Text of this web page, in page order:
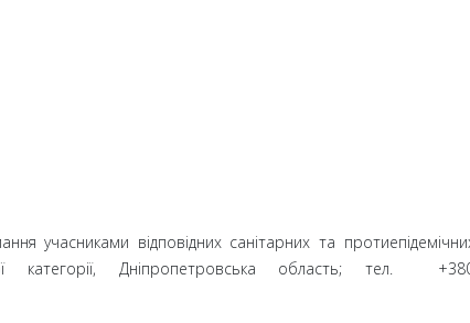
учасниками відповідних санітарних та
категорії, Дніпропетровська область; тел.